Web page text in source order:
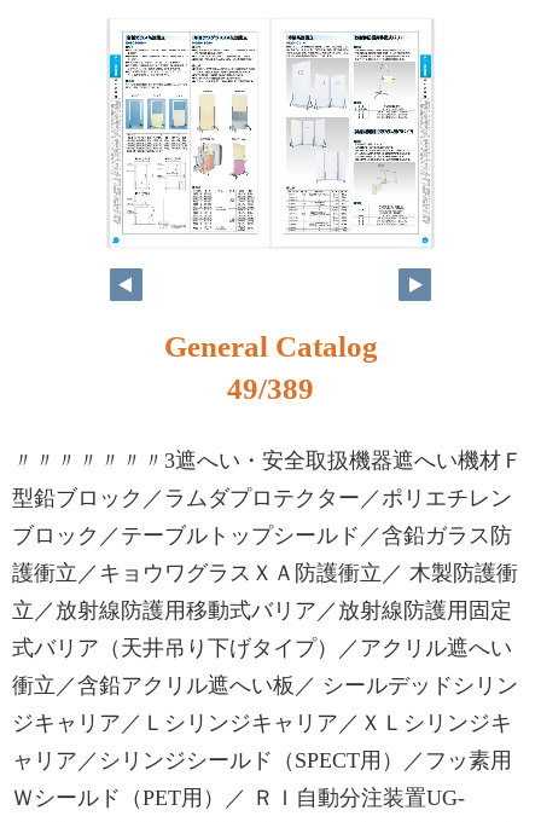
33
32
General Catalog
49/389
〃〃〃〃〃〃〃3遮へい・安全取扱機器遮へい機材Ｆ
型鉛ブロック／ラムダプロテクター／ポリエチレン
ブロック／テーブルトップシールド／含鉛ガラス防
護衝立／キョウワグラスＸＡ防護衝立／ 木製防護衝
立／放射線防護用移動式バリア／放射線防護用固定
式バリア（天井吊り下げタイプ）／アクリル遮へい
衝立／含鉛アクリル遮へい板／ シールデッドシリン
ジキャリア／Ｌシリンジキャリア／ＸＬシリンジキ
ャリア／シリンジシールド（SPECT用）／フッ素用
Ｗシールド（PET用）／ ＲＩ自動分注装置UG-